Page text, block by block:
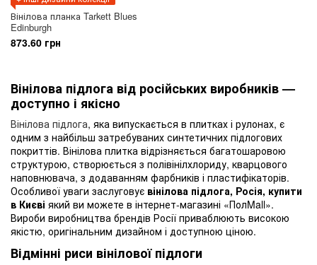
Вінілова планка Tarkett Blues
Edinburgh
873.60 грн
Вінілова підлога від російських виробників —
доступно і якісно
Вінілова підлога, яка випускається в плитках і рулонах, є
одним з найбільш затребуваних синтетичних підлогових
покриттів. Вінілова плитка відрізняється багатошаровою
структурою, створюється з полівінілхлориду, кварцового
наповнювача, з додаванням фарбників і пластифікаторів.
Особливої уваги заслуговує вінілова підлога, Росія, купити
в Києві який ви можете в інтернет-магазині «ПолMall».
Вироби виробництва брендів Росії приваблюють високою
якістю, оригінальним дизайном і доступною ціною.
Відмінні риси вінілової підлоги